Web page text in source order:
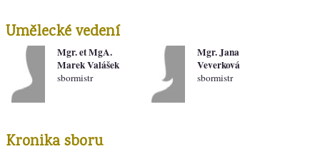
Umělecké vedení
Mgr. et MgA.
Marek Valášek
sbormistr
Mgr. Jana
Veverková
sbormistr
Kronika sboru